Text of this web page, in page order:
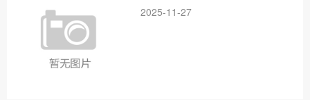
2025-11-27